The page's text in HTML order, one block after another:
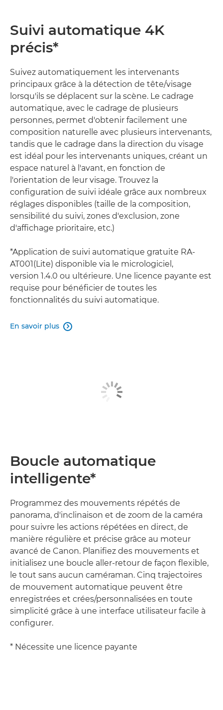
Suivi automatique 4K
précis*
Suivez automatiquement les intervenants
principaux grâce à la détection de tête/visage
lorsqu'ils se déplacent sur la scène. Le cadrage
automatique, avec le cadrage de plusieurs
personnes, permet d'obtenir facilement une
composition naturelle avec plusieurs intervenants,
tandis que le cadrage dans la direction du visage
est idéal pour les intervenants uniques, créant un
espace naturel à l'avant, en fonction de
l'orientation de leur visage. Trouvez la
configuration de suivi idéale grâce aux nombreux
réglages disponibles (taille de la composition,
sensibilité du suivi, zones d'exclusion, zone
d'affichage prioritaire, etc.)
*Application de suivi automatique gratuite RA-
AT001(Lite) disponible via le micrologiciel,
version 1.4.0 ou ultérieure. Une licence payante est
requise pour bénéficier de toutes les
fonctionnalités du suivi automatique.
En savoir plus 
Boucle automatique
intelligente*
Programmez des mouvements répétés de
panorama, d'inclinaison et de zoom de la caméra
pour suivre les actions répétées en direct, de
manière régulière et précise grâce au moteur
avancé de Canon. Planifiez des mouvements et
initialisez une boucle aller-retour de façon flexible,
le tout sans aucun caméraman. Cinq trajectoires
de mouvement automatique peuvent être
enregistrées et crées/personnalisées en toute
simplicité grâce à une interface utilisateur facile à
configurer.
* Nécessite une licence payante